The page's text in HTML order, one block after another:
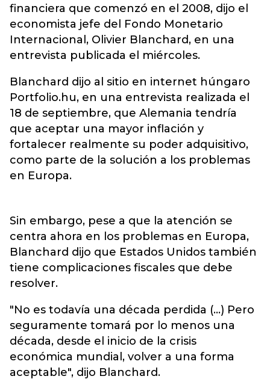
financiera que comenzó en el 2008, dijo el
economista jefe del Fondo Monetario
Internacional, Olivier Blanchard, en una
entrevista publicada el miércoles.
Blanchard dijo al sitio en internet húngaro
Portfolio.hu, en una entrevista realizada el
18 de septiembre, que Alemania tendría
que aceptar una mayor inflación y
fortalecer realmente su poder adquisitivo,
como parte de la solución a los problemas
en Europa.
Sin embargo, pese a que la atención se
centra ahora en los problemas en Europa,
Blanchard dijo que Estados Unidos también
tiene complicaciones fiscales que debe
resolver.
"No es todavía una década perdida (...) Pero
seguramente tomará por lo menos una
década, desde el inicio de la crisis
económica mundial, volver a una forma
aceptable", dijo Blanchard.